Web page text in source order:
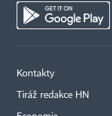
Kontakty
Tiráž redakce HN